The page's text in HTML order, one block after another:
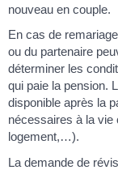
nouveau en couple.
En cas de
ou du partenaire
déterminer les
qui paie la pension.
disponible après la
nécessaires à la vie
logement,…).
La demande de